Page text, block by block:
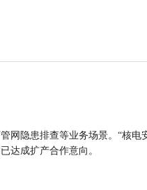
网隐患排查等业务场景。“核电
达成扩产合作意向。